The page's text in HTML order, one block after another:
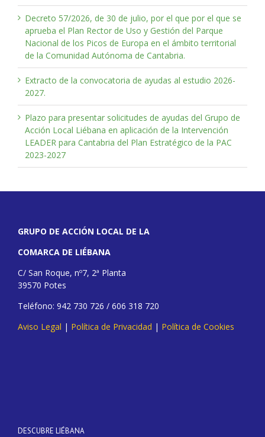
Decreto 57/2026, de 30 de julio, por el que por el que se
aprueba el Plan Rector de Uso y Gestión del Parque
Nacional de los Picos de Europa en el ámbito territorial
de la Comunidad Autónoma de Cantabria.
Extracto de la convocatoria de ayudas al estudio 2026-
2027.
Plazo para presentar solicitudes de ayudas del Grupo de
Acción Local Liébana en aplicación de la Intervención
LEADER para Cantabria del Plan Estratégico de la PAC
2023-2027
GRUPO DE ACCIÓN LOCAL DE LA
COMARCA DE LIÉBANA
C/ San Roque, nº7, 2ª Planta
39570 Potes
Teléfono: 942 730 726 / 606 318 720
Aviso Legal | Política de Privacidad | Política de Cookies
DESCUBRE LIÉBANA